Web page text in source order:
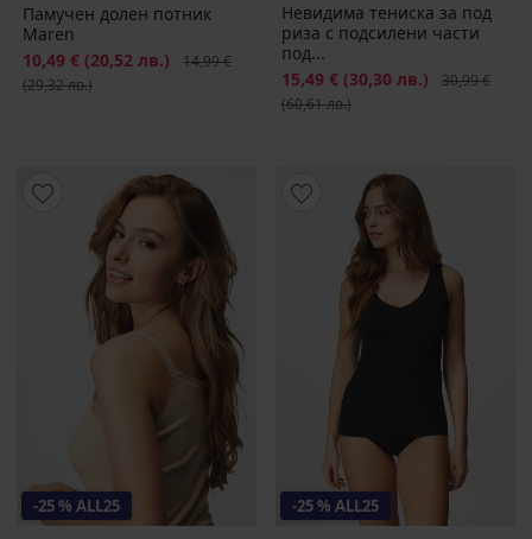
Памучен долен потник
Maren
Намаление
10,49 € (20,52 лв.) Първоначална цена
14,99 €
(29,32 лв.)
Невидима тениска за под
риза с подсилени части
под...
Намаление
15,49 € (30,30 лв.)
30,99 €
(60,61 лв.)
-25 % ALL25 -25 % ALL25